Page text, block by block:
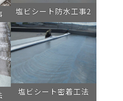
塩ビシート防水工事2
塩ビシート密着工法